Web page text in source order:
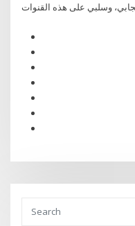
وسلبي على هذه القنوات